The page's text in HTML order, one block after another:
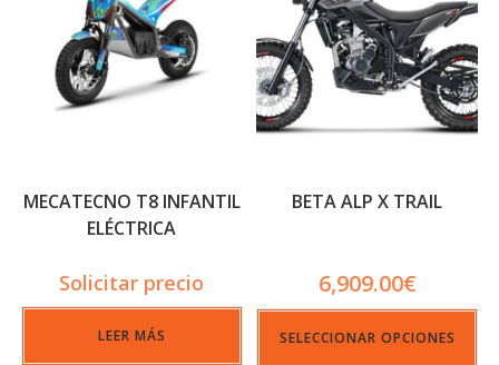
MECATECNO T8 INFANTIL
ELÉCTRICA
Solicitar precio
LEER MÁS
BETA ALP X TRAIL
6,909.00€
SELECCIONAR OPCIONES